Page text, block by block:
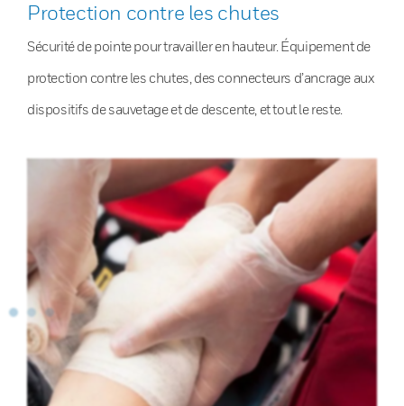
Protection contre les chutes
Sécurité de pointe pour travailler en hauteur. Équipement de
protection contre les chutes, des connecteurs d’ancrage aux
dispositifs de sauvetage et de descente, et tout le reste.